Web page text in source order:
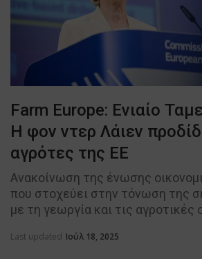
Farm Europe: Ενιαίο
Η φον ντερ Λάιεν
αγρότες της ΕΕ
Ανακοίνωση της ένωσης
που στοχεύει στην τόνωση της
με τη γεωργία και τις αγροτικές
Last updated Ιούλ 18, 2025